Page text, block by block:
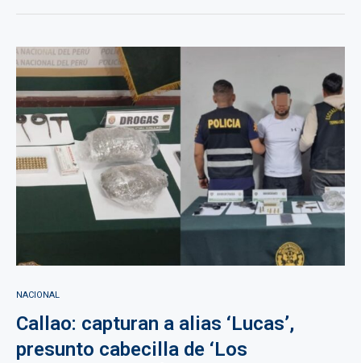
NACIONAL
Callao: capturan a alias ‘Lucas’,
presunto cabecilla de ‘Los